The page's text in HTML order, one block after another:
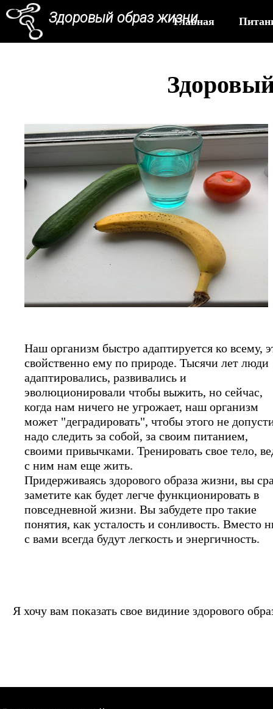
Здоровый образ жизни
Главная
Наш организм быстро адаптируется ко всему,
свойственно ему по природе. Тысячи лет люди
адаптировались, развивались и
эволюционировали чтобы выжить, но сейчас,
когда нам ничего не угрожает, наш организм
может "деградировать", чтобы этого не
надо следить за собой, за своим питанием,
своими привычками. Тренировать свое тело,
с ним нам еще жить.
Придерживаясь здорового образа жизни, вы
заметите как будет легче функционировать в
повседневной жизни. Вы забудете про такие
понятия, как усталость и сонливость. Вместо
с вами всегда будут легкость и энергичность.
Я хочу вам показать свое видиние здорового